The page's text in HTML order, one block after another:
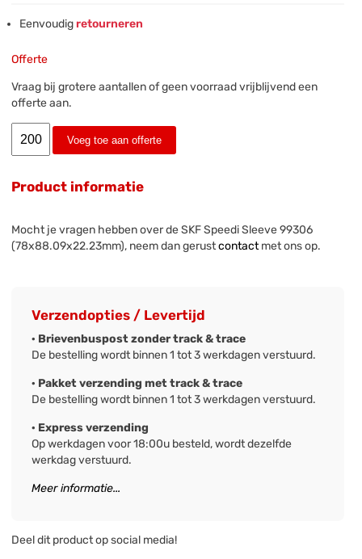
Eenvoudigretourneren
Offerte
Vraag bij grotere aantallen of geen voorraad vrijblijvend een
offerte aan.
Voeg toe aan offerte
Product informatie
Mocht je vragen hebben over de SKF Speedi Sleeve 99306
(78x88.09x22.23mm), neem dan gerustcontactmet ons op.
Verzendopties / Levertijd
· Brievenbuspost zonder track & trace
De bestelling wordt binnen 1 tot 3 werkdagen verstuurd.
· Pakket verzending met track & trace
De bestelling wordt binnen 1 tot 3 werkdagen verstuurd.
· Express verzending
Op werkdagen voor 18:00u besteld, wordt dezelfde
werkdag verstuurd.
Meer informatie...
Deel dit product op social media!